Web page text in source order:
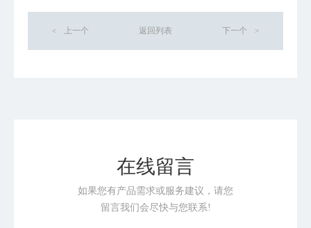
< 上一个 返回列表 下一个 >
在线留言
如果您有产品需求或服务建议，请您
留言我们会尽快与您联系!